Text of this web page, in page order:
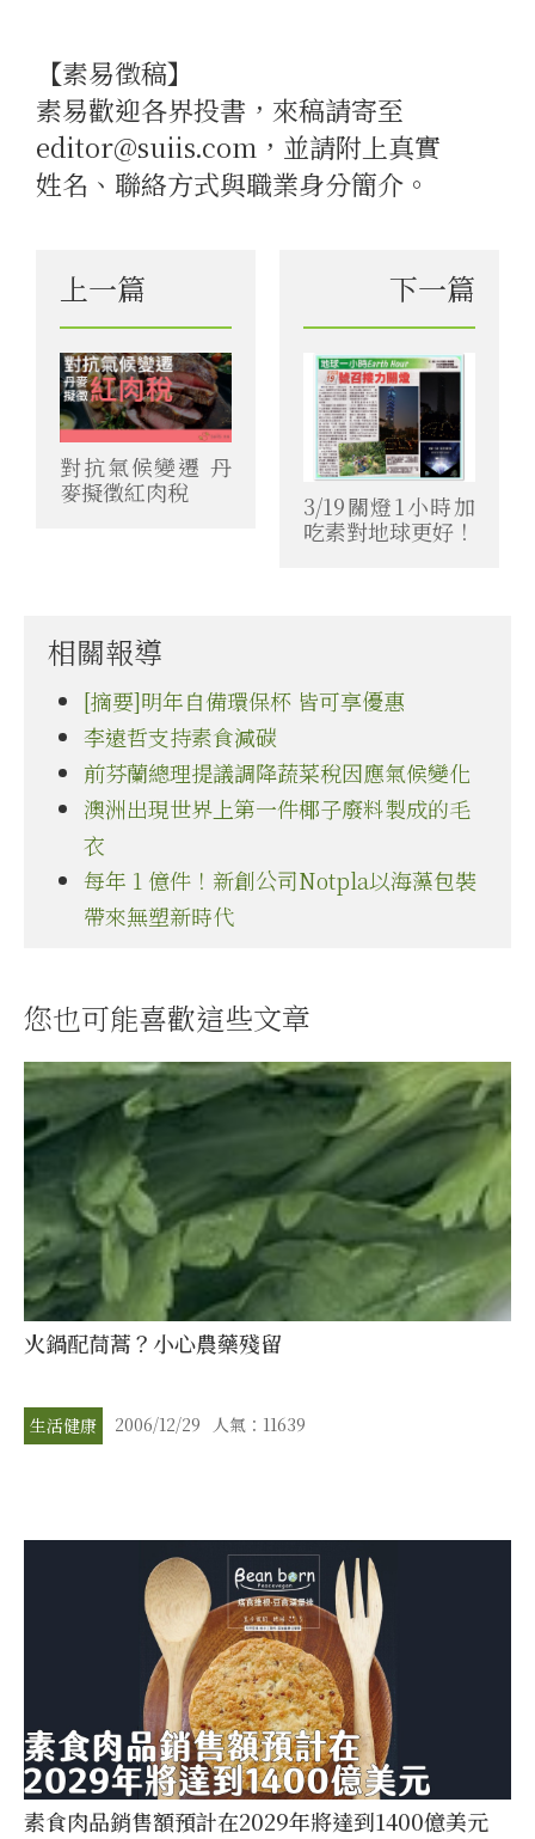
【素易徵稿】
素易歡迎各界投書，來稿請寄至
editor@suiis.com，並請附上真實
姓名、聯絡方式與職業身分簡介。
上一篇
對抗氣候變遷 丹
麥擬徵紅肉稅
下一篇
3/19關燈1小時加
吃素對地球更好！
相關報導
[摘要]明年自備環保杯 皆可享優惠
李遠哲支持素食減碳
前芬蘭總理提議調降蔬菜稅因應氣候變化
澳洲出現世界上第一件椰子廢料製成的毛
衣
每年 1 億件！新創公司Notpla以海藻包裝
帶來無塑新時代
您也可能喜歡這些文章
火鍋配茼蒿？小心農藥殘留
生活健康 2006/12/29 人氣：11639
素食肉品銷售額預計在2029年將達到1400億美元